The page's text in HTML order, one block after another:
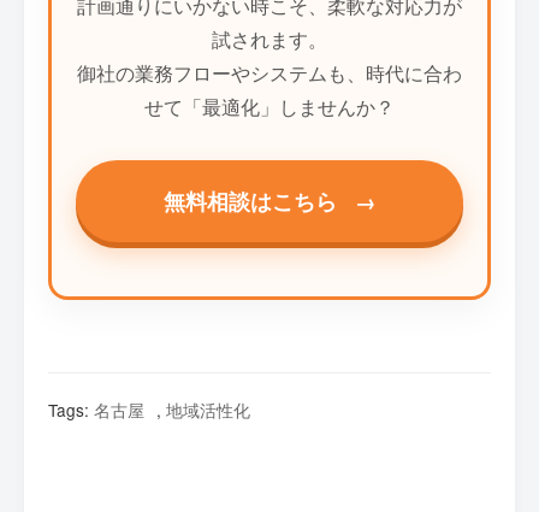
計画通りにいかない時こそ、柔軟な対応力が
試されます。
御社の業務フローやシステムも、時代に合わ
せて「最適化」しませんか？
無料相談はこちら →
Tags: 名古屋 , 地域活性化